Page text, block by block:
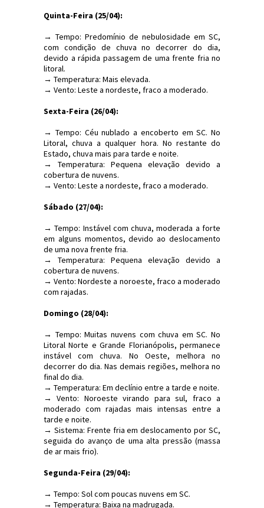
Quinta-Feira (25/04):
→ Tempo: Predomínio de nebulosidade em SC,
com condição de chuva no decorrer do dia,
devido a rápida passagem de uma frente fria no
litoral.
→ Temperatura: Mais elevada.
→ Vento: Leste a nordeste, fraco a moderado.
Sexta-Feira (26/04):
→ Tempo: Céu nublado a encoberto em SC. No
Litoral, chuva a qualquer hora. No restante do
Estado, chuva mais para tarde e noite.
→ Temperatura: Pequena elevação devido a
cobertura de nuvens.
→ Vento: Leste a nordeste, fraco a moderado.
Sábado (27/04):
→ Tempo: Instável com chuva, moderada a forte
em alguns momentos, devido ao deslocamento
de uma nova frente fria.
→ Temperatura: Pequena elevação devido a
cobertura de nuvens.
→ Vento: Nordeste a noroeste, fraco a moderado
com rajadas.
Domingo (28/04):
→ Tempo: Muitas nuvens com chuva em SC. No
Litoral Norte e Grande Florianópolis, permanece
instável com chuva. No Oeste, melhora no
decorrer do dia. Nas demais regiões, melhora no
final do dia.
→ Temperatura: Em declínio entre a tarde e noite.
→ Vento: Noroeste virando para sul, fraco a
moderado com rajadas mais intensas entre a
tarde e noite.
→ Sistema: Frente fria em deslocamento por SC,
seguida do avanço de uma alta pressão (massa
de ar mais frio).
Segunda-Feira (29/04):
→ Tempo: Sol com poucas nuvens em SC.
→ Temperatura: Baixa na madrugada.